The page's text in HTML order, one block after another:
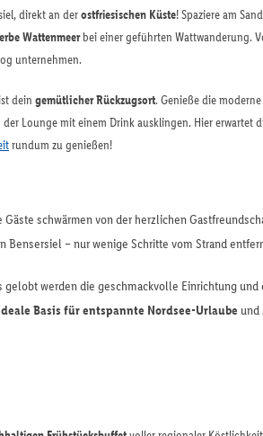
direkt an derostfriesischen Küste! Spaziere am
Wattenmeerbei einer geführten Wattwanderung.
unternehmen.
dein gemütlicher Rückzugsort. Genieße die
Lounge mit einem Drink ausklingen. Hier erwartet
rundum zu genießen!
Gäste schwärmen von der herzlichen
Bensersiel – nur wenige Schritte vom Strand
gelobt werden die geschmackvolle Einrichtung
Basis für entspannte Nordsee-Urlaube und